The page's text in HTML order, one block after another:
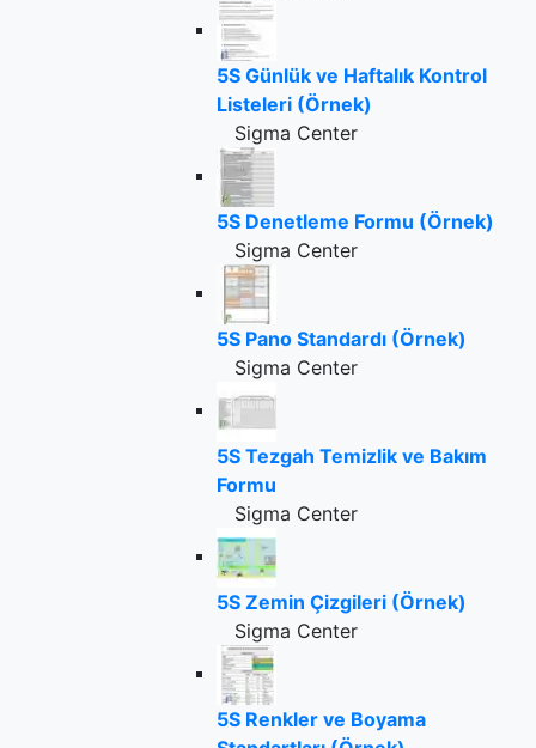
5S Günlük ve Haftalık Kontrol
Listeleri (Örnek)
Sigma Center
5S Denetleme Formu (Örnek)
Sigma Center
5S Pano Standardı (Örnek)
Sigma Center
5S Tezgah Temizlik ve Bakım
Formu
Sigma Center
5S Zemin Çizgileri (Örnek)
Sigma Center
5S Renkler ve Boyama